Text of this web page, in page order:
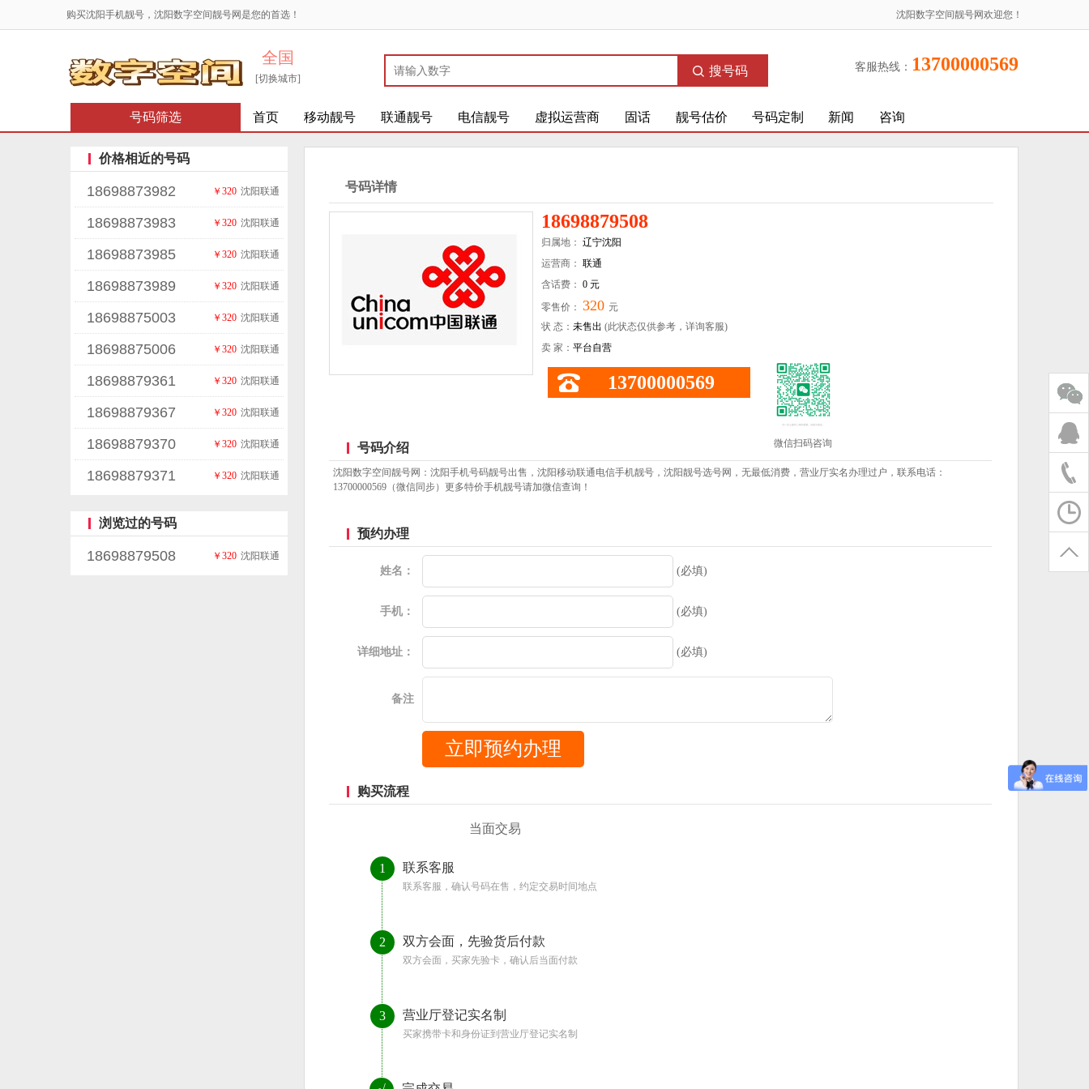
沈阳数字空间靓号网欢迎您！
购买沈阳手机靓号，沈阳数字空间靓号网是您的首选！
全国
[切换城市]
搜号码 客服热线： 13700000569
号码筛选 首页 移动靓号 联通靓号 电信靓号 虚拟运营商 固话 靓号估价 号码定制 新闻 咨询
价格相近的号码
18698873982 沈阳联通
￥320
18698873983 沈阳联通
￥320
18698873985 沈阳联通
￥320
18698873989 沈阳联通
￥320
18698875003 沈阳联通
￥320
18698875006 沈阳联通
￥320
18698879361 沈阳联通
￥320
18698879367 沈阳联通
￥320
18698879370 沈阳联通
￥320
18698879371 沈阳联通
￥320
浏览过的号码
18698879508 沈阳联通
￥320
号码详情
18698879508
归属地： 辽宁沈阳
运营商： 联通
含话费： 0 元
零售价： 320 元
状 态： 未售出 (此状态仅供参考，详询客服)
卖 家： 平台自营
13700000569
微信扫码咨询
号码介绍
沈阳数字空间靓号网：沈阳手机号码靓号出售，沈阳移动联通电信手机靓号，沈阳靓号选号网，无最低消费，营业厅实名办理过户，联系电话：
13700000569（微信同步）更多特价手机靓号请加微信查询！
预约办理
姓名： (必填)
手机： (必填)
详细地址： (必填)
备注
购买流程
当面交易
1 联系客服
联系客服，确认号码在售，约定交易时间地点
2 双方会面，先验货后付款
双方会面，买家先验卡，确认后当面付款
3 营业厅登记实名制
买家携带卡和身份证到营业厅登记实名制